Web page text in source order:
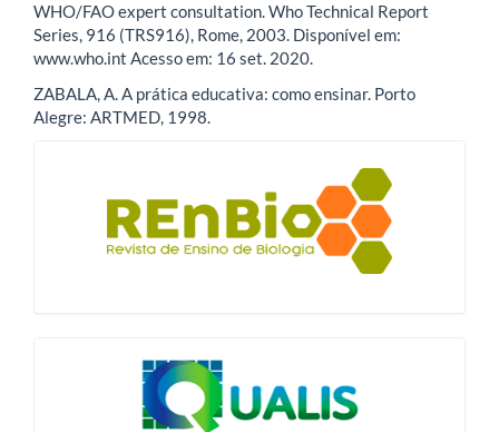
WHO/FAO expert consultation. Who Technical Report
Series, 916 (TRS916), Rome, 2003. Disponível em:
www.who.int Acesso em: 16 set. 2020.
ZABALA, A. A prática educativa: como ensinar. Porto
Alegre: ARTMED, 1998.